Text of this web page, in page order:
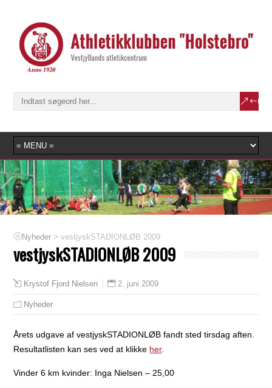
Nyheder >vestjyskSTADIONLØB 2009
vestjyskSTADIONLØB 2009
Krystof Fjord Nielsen 2. juni 2009
Nyheder
Årets udgave af vestjyskSTADIONLØB fandt sted tirsdag aften.
Resultatlisten kan ses ved at klikke her.
Vinder 6 km kvinder: Inga Nielsen – 25,00